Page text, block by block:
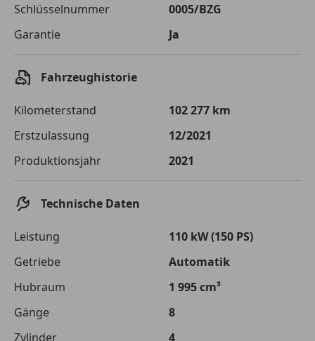
Monatliche Rate
€ 238,18
Der Kreditrechner enthält repräsentative Werte, zu denen wir
bonitätsabhängig. Laufzeit mindestens 12, höchstens 120 Monate.
Gültig für Neukunden bei Online-Abschluss. Erfüllung banküblicher
Jetzt berechnen
Schlüsselnummer
0005/BZG
Garantie
Ja
Fahrzeughistorie
Kilometerstand
102 277 km
Erstzulassung
12/2021
Produktionsjahr
2021
Technische Daten
Leistung
110 kW (150 PS)
Getriebe
Automatik
Hubraum
1 995 cm³
Gänge
8
Zylinder
4